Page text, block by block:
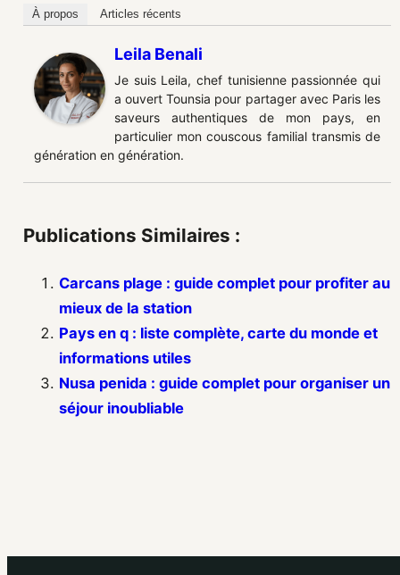
À propos Articles récents
Leila Benali
Je suis Leila, chef tunisienne passionnée qui
a ouvert Tounsia pour partager avec Paris les
saveurs authentiques de mon pays, en
particulier mon couscous familial transmis de
génération en génération.
Publications Similaires :
Carcans plage : guide complet pour profiter au
mieux de la station
Pays en q : liste complète, carte du monde et
informations utiles
Nusa penida : guide complet pour organiser un
séjour inoubliable